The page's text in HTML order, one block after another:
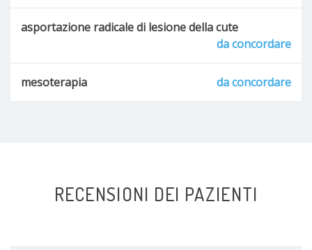
asportazione radicale di lesione della cute
da concordare
mesoterapia da concordare
RECENSIONI DEI PAZIENTI